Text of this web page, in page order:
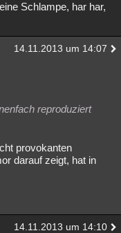
Schlampe, har har,
14.11.2013 um 14:07
reproduziert
provokanten
darauf zeigt, hat in
14.11.2013 um 14:10